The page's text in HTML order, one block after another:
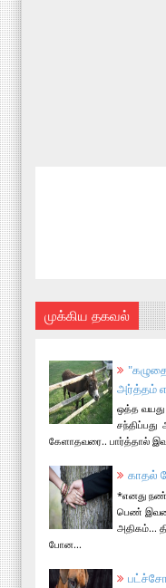
முக்கிய தகவல்
அர்த்தம்
ஒத்த
சந்திப்பது
கேளாதவரை.. பார்த்தால்
காதல்
*எனது
பெண் இவனை
அதிகம்...
போன...